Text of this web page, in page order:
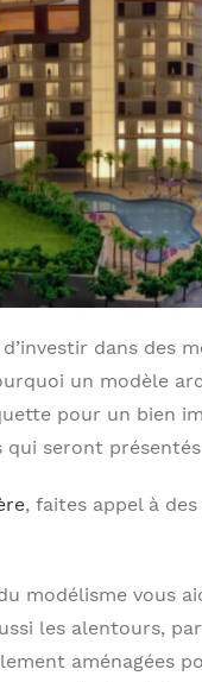
dans des
un modèle
pour un bien
seront
, faites appel à
modélisme vous
les alentours,
aménagées